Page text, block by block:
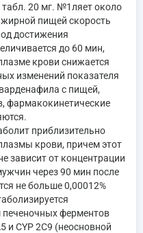
табл. 20 мг. №1ляет около
пищей скорость
достижения
до 60 мин,
крови снижается
изменений показателя
с пищей,
фармакокинетические
приблизительно
крови, причем этот
зависит от концентрации
через 90 мин после
не больше 0,00012%
ферментов
и CYP 2C9 (неосновной